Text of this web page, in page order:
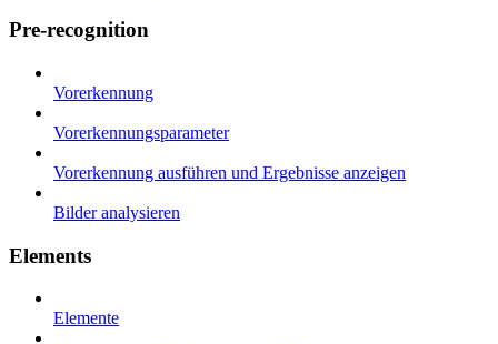
Pre-recognition
Vorerkennung
Vorerkennungsparameter
Vorerkennung ausführen und Ergebnisse anzeigen
Bilder analysieren
Elements
Elemente